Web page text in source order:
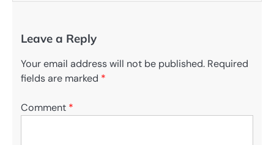
Leave a Reply
Your email address will not be published. Required
fields are marked *
Comment *